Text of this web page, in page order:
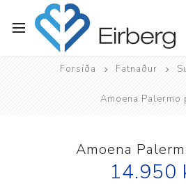
Forsíða Fatnaður
Amoena Palermo
Amoena
14.950